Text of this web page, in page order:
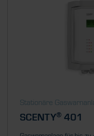
Stationäre
SCENTY® 401